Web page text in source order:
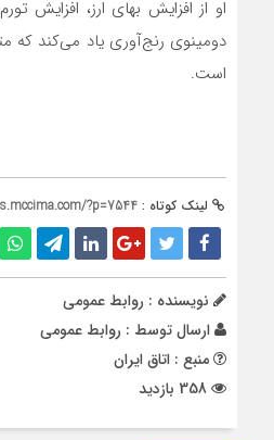
او از افزایش بهای ارز، افزایش
دومینوی رنج‌آوری یاد می‌کند که
است.
لینک کوتاه : ?p=7544
نویسنده : روابط عمومی
ارسال توسط : روابط عمومی
منبع : اتاق ایران